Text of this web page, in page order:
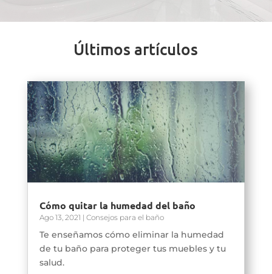
Últimos artículos
Cómo quitar la humedad del baño
Ago 13, 2021 | Consejos para el baño
Te enseñamos cómo eliminar la humedad
de tu baño para proteger tus muebles y tu
salud.